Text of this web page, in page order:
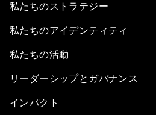
私たちのストラテジー
私たちのアイデンティティ
私たちの活動
リーダーシップとガバナンス
インパクト